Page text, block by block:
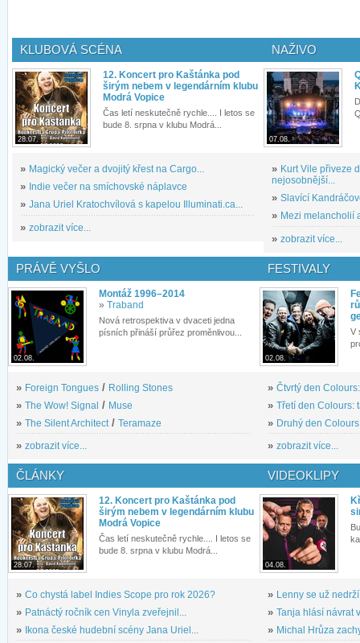
KLUBOVÁ SCÉNA
28.07.
12. Koncert pro Kaštánka pod
širým nebem v legendárním klubu
Modrá Vopice
Čas letí neskutečně rychle.... I letos se
bude 8. srpna v klubu Modrá...
» Magický večer a dvojitý křest na Cargo...
» Indie večer na smíchovské náplavce
» Jana Uriel Kratochvílová s kapelou Illuminati.ca...
» zobrazit více...
NAŽIVO
07.08.
» Kurt Vile přiveze
nejosobnější...
» Slavící
» Mezi melancholií
» zobrazit více...
PRÁVĚ VYŠLO
02.08.
Montáž 1996–2014
» Traband
Nová retrospektiva v dvaceti jedna
písních přináší průřez proměnlivou...
» Foreign Tongues / Rolling Stones
» The Wow! Signal / Muse
» The Silent Architect / Teramaze
» zobrazit více...
FESTIVALY
02.08.
V
» Čtvrtý den
» Třetí den Colours:
» Druhý den
» zobrazit více...
ČLÁNKY
28.07.
12. Koncert pro Kaštánka pod
širým nebem v legendárním klubu
Modrá Vopice
Čas letí neskutečně rychle.... I letos se
bude 8. srpna v klubu Modrá...
» Co chystá label Indies Scope pro rok 2026?
» Patnáctý ročník cen Vinyla zveřejnil...
»
Ikona české hudební scény Jana Uriel...
VIDEOKLIPY
04.08.
» Lenny se už
» Tanja hlásí návrat
» Michal Hrůza